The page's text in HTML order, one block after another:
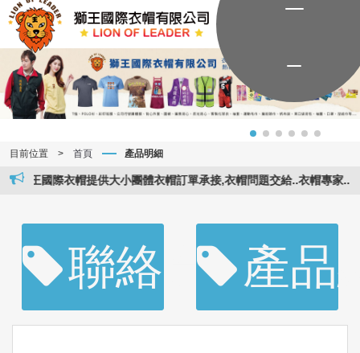
目前位置 > 首頁 產品明細
王國際衣帽提供大小團體衣帽訂單承接,衣帽問題交給..衣帽專家..。獅
聯絡資訊產品